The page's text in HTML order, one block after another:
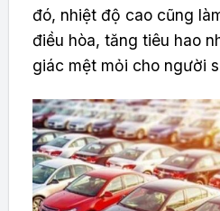
đó, nhiệt độ cao cũng
điều hòa, tăng tiêu hao
giác mệt mỏi cho người